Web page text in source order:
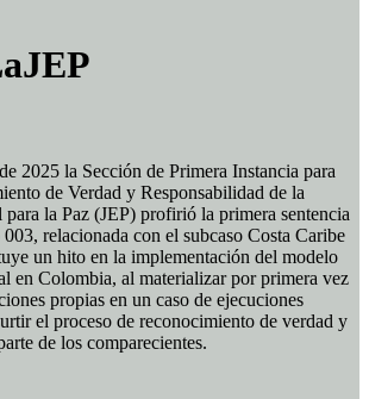
2025 la Sección de Primera Instancia para
de Verdad y Responsabilidad de la
la Paz (JEP) profirió la primera sentencia
relacionada con el subcaso Costa Caribe
un hito en la implementación del modelo
en Colombia, al materializar por primera vez
propias en un caso de ejecuciones
el proceso de reconocimiento de verdad y
de los comparecientes.